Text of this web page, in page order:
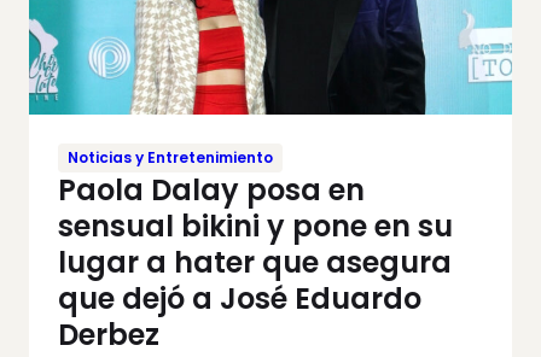
Noticias y Entretenimiento
Paola Dalay posa en
sensual bikini y pone en su
lugar a hater que asegura
que dejó a José Eduardo
Derbez